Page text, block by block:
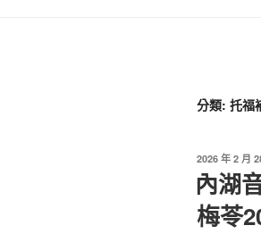
分類: 托福
2026 年 2 月
內湖
梅苓